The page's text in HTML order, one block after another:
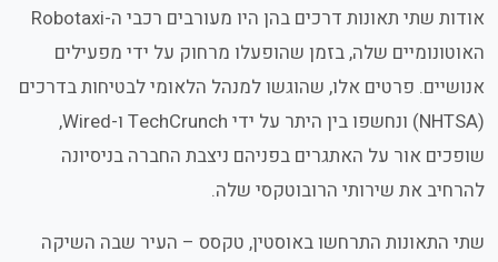
אודות שתי תאונות דרכים בהן היו מעורבים רכבי ה-Robotaxi
האוטונומיים שלה, בזמן שהופעלו מרחוק על ידי מפעילים
אנושיים. פרטים אלו, שהוגשו למנהל הלאומי לבטיחות בדרכים
(NHTSA) ונחשפו בין היתר על ידי TechCrunch ו-Wired,
שופכים אור על האתגרים בפניהם ניצבת החברה בניסיונה
להרחיב את שירותי הרובוטקסי שלה.
שתי התאונות התרחשו באוסטין, טקסס – העיר שבה השיקה